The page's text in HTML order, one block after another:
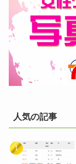
人気の記事